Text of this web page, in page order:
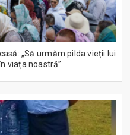
„Să urmăm pilda vieții lui
viața noastră”